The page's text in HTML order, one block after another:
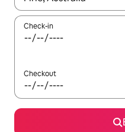
Check-in
Checkout